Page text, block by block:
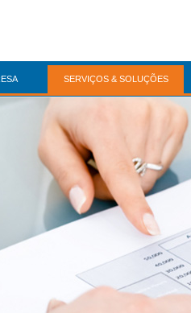
SERVIÇOS & SOLUÇÕES